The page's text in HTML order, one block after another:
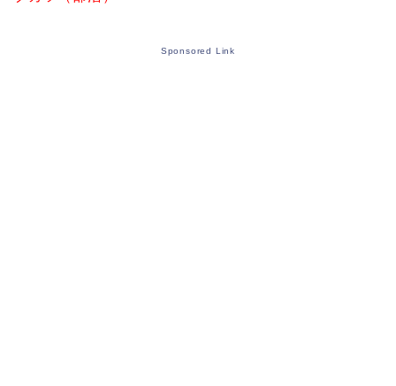
Sponsored Link